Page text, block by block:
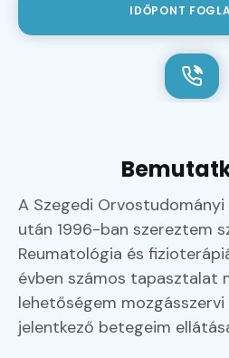
IDŐPONT
A Szegedi
után 1996-ban szereztem
Reumatológia és
évben számos tapasztalat
lehetőségem
jelentkező betegeim